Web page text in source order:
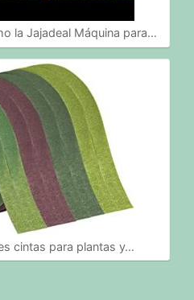
la Jajadeal Máquina para…
cintas para plantas y…